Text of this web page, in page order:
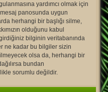
yardımcı olmak için
panosunda uygun
herhangi bir başlığı silme,
olduğunu kabul
bilginin veritabanında
ne kadar bu bilgiler sizin
olsa da, herhangi bir
bundan
sorumlu değildir.